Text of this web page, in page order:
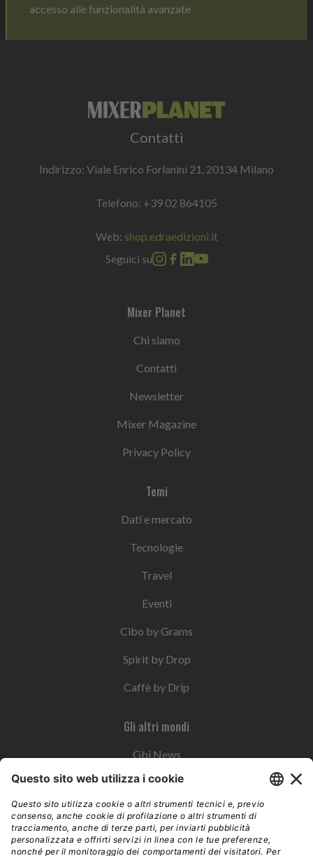
accesso alle funzionalità avanzate
Contatti
Indirizzo: Viale Enrico Forlanini 21, 20134 Milano
Telefono: +39 02 864105
Web: shop.edraedizioni.it
Seguici su
Mixer Planet
Chi siamo
Contatti
Newsletter
Mixer Magazine
Privacy Policy
Temi
Dati e mercato
Tecnologie
Travel
Eventi
Cibo by Grams
Spirit by Drop
Caffè by Drip
Gli altri mondi
Gbi News
Instoremag
Esplora il gruppo
Edra Edizioni